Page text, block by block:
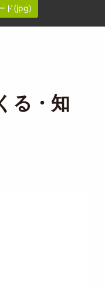
ド(jpg)
る・知